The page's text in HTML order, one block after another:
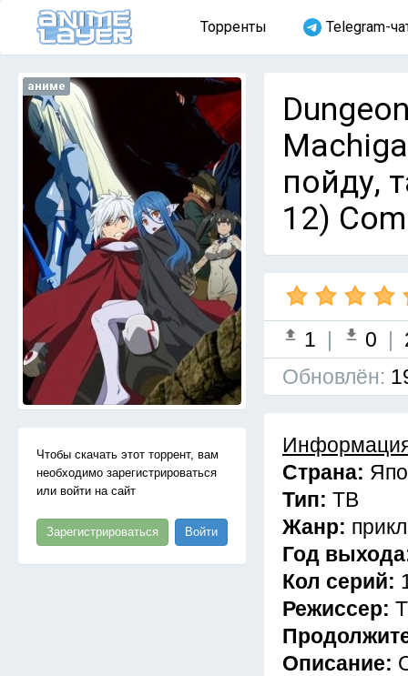
Торренты Telegram-
аниме
Чтобы скачать этот торрент, вам
необходимо зарегистрироваться
или войти на сайт
Зарегистрироваться Войти
пойду,
12)
1 | 0 |
Обновлён:
Страна:
Тип: ТВ
Жанр:
Год
Кол серий:
Режиссер:
Описание: